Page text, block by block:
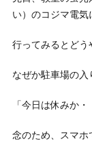
い）のコジマ電気
行ってみるとど
なぜか駐車場の入
「今日は休みか・
念のため、スマ